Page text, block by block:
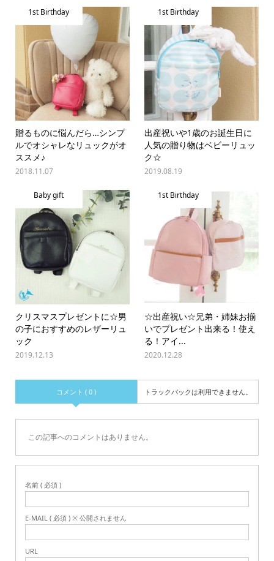
1st Birthday
贈るものに悩んだら…シンプ
ルでオシャレなリュックがオ
ススメ♪
2018.11.07
1st Birthday
出産祝いや1歳のお誕生日に
人気の贈り物はベビーリュッ
ク☆
2019.08.19
Baby gift
クリスマスプレゼントに☆男
の子におすすめのレザーリュ
ック
2019.12.13
1st Birthday
☆出産祝い☆兄弟・姉妹お揃
いでプレゼント出来る！使え
る！アイ...
2020.12.28
コメント ( 0 ) トラックバックは利用できません。
この記事へのコメントはありません。
名前 ( 必須 )
E-MAIL ( 必須 ) ※ 公開されません
URL